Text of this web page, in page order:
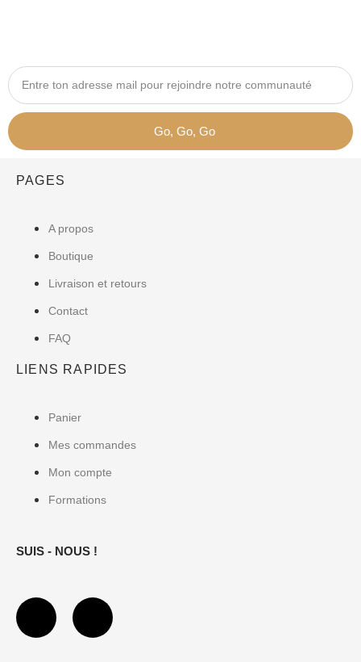
Go, Go, Go
PAGES
A propos
Boutique
Livraison et retours
Contact
FAQ
LIENS RAPIDES
Panier
Mes commandes
Mon compte
Formations
SUIS - NOUS !